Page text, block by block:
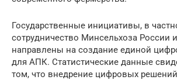
Государственные инициативы, в
сотрудничество Минсельхоза России
направлены на создание единой
для АПК. Статистические данные
том, что внедрение цифровых